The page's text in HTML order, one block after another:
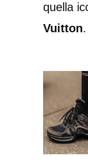
quella
Vuitton.